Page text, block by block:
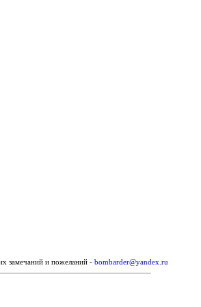
замечаний и пожеланий - bombarder@yandex.ru